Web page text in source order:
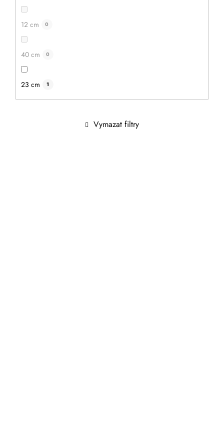
12 cm 0
40 cm 0
23 cm 1
Vymazat filtry